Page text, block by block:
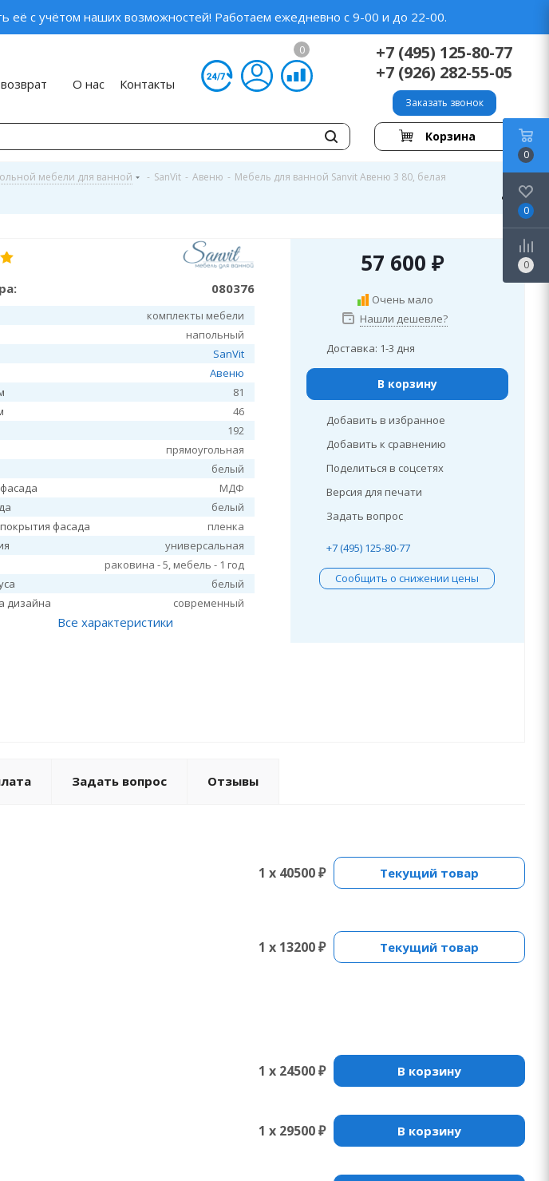
её с учётом наших возможностей! Работаем ежедневно с 9-00 и до 22-00.
О нас Контакты
0
+7 (495) 125-80-77
+7 (926) 282-55-05
Заказать звонок
Корзина
мебели для ванной - SanVit - Авеню - Мебель для ванной Sanvit Авеню 3 80, белая
080376
комплекты мебели
напольный
SanVit
Авеню
81
46
192
прямоугольная
белый
МДФ
белый
фасада
пленка
универсальная
раковина - 5, мебель - 1 год
белый
дизайна
современный
Все характеристики
57 600 ₽
Очень мало
Нашли дешевле?
Доставка: 1-3 дня
В корзину
Добавить в избранное
Добавить к сравнению
Поделиться в соцсетях
Версия для печати
Задать вопрос
+7 (495) 125-80-77
Сообщить о снижении цены
Задать вопрос Отзывы
1 x 40500 ₽ Текущий товар
1 x 13200 ₽ Текущий товар
1 x 24500 ₽ В корзину
1 x 29500 ₽ В корзину
0
0
0